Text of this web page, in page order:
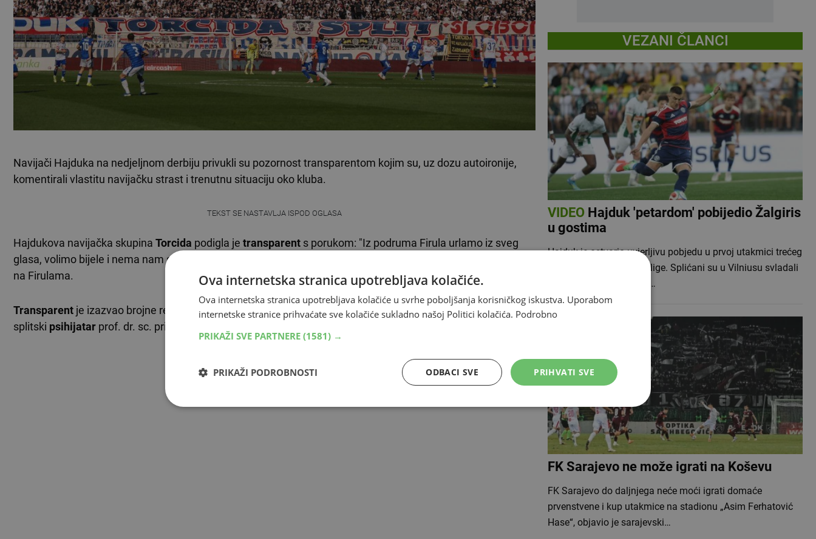
Navijači Hajduka na nedjeljnom derbiju privukli su pozornost transparentom kojim su, uz dozu autoironije,
komentirali vlastitu navijačku strast i trenutnu situaciju oko kluba.
TEKST SE NASTAVLJA ISPOD OGLASA
Hajdukova navijačka skupina Torcida podigla je transparent s porukom: "Iz podruma Firula urlamo iz sveg
glasa, volimo bijele i nema nam spasa", čime su aludirali na psihijatrijski odjel Kliničkog bolničkog centra
na Firulama.
Transparent je izazvao brojne reakcije na društvenim mrežama i u javnosti, a na njega se osvrnuo i poznati
splitski psihijatar prof. dr. sc. prim.
VEZANI ČLANCI
VIDEOHajduk 'petardom' pobijedio Žalgiris
u gostima
Hajduk je ostvario uvjerljivu pobjedu u prvoj utakmici trećeg
pretkola Konferencijske lige. Splićani su u Vilniusu svladali
Žalgiris rezultatom 5:2 i…
FK Sarajevo ne može igrati na Koševu
FK Sarajevo do daljnjega neće moći igrati domaće
prvenstvene i kup utakmice na stadionu „Asim Ferhatović
Hase“, objavio je sarajevski…
Ova internetska stranica upotrebljava kolačiće.
Ova internetska stranica upotrebljava kolačiće u svrhe poboljšanja korisničkog iskustva. Uporabom
internetske stranice prihvaćate sve kolačiće sukladno našoj Politici kolačića. Podrobno
PRIKAŽI SVE PARTNERE (1581) →
PRIHVATI SVE
ODBACI SVE
PRIKAŽI PODROBNOSTI